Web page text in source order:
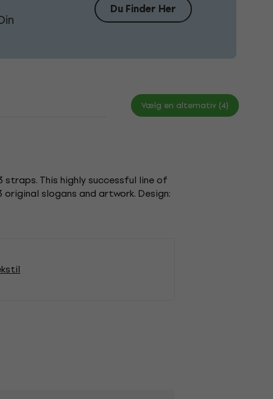
Du Finder Her
Vælg en alternativ (4)
straps. This highly successful line of
slogans and artwork. Design: